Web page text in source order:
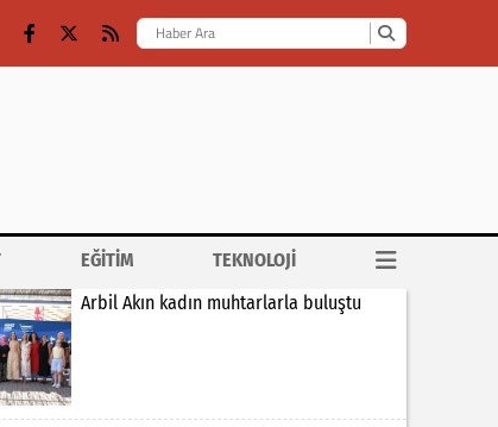
EĞİTİM TEKNOLOJİ
Arbil Akın kadın muhtarlarla buluştu